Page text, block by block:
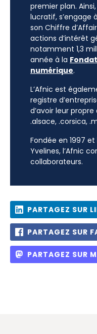
premier plan.
lucratif, s’engage
son Chiffre
actions d’intérêt
notamment 1,3
année à la
numérique.
L’Afnic est
registre
d’avoir leur
.alsace, .corsica,
Fondée en 1997
Yvelines, l’Afnic
collaborateurs.
PARTAGEZ SUR
PARTAGEZ SUR
PARTAGEZ SUR